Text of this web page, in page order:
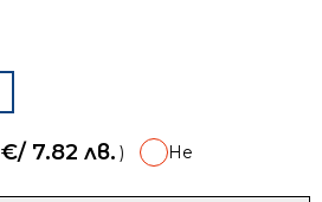
€/ 7.82 лв. ) Не